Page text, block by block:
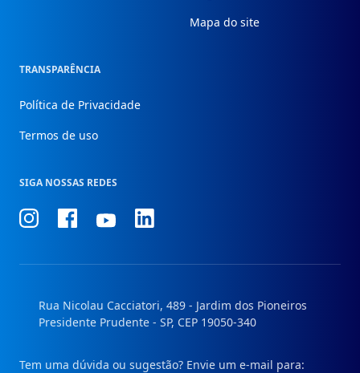
Mapa do site
TRANSPARÊNCIA
Política de Privacidade
Termos de uso
SIGA NOSSAS REDES
ConheçaConheçaConheçaConheça
Rua Nicolau Cacciatori, 489 - Jardim dos Pioneiros
Presidente Prudente - SP, CEP 19050-340
Tem uma dúvida ou sugestão? Envie um e-mail para: